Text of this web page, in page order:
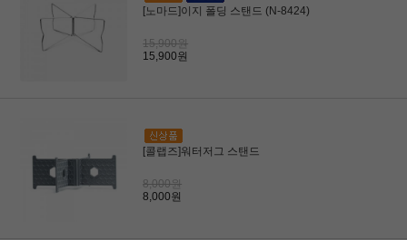
[노마드]이지 폴딩 스탠드 (N-8424)
15,900원
15,900원
[콜랩즈]워터저그 스탠드
8,000원
8,000원